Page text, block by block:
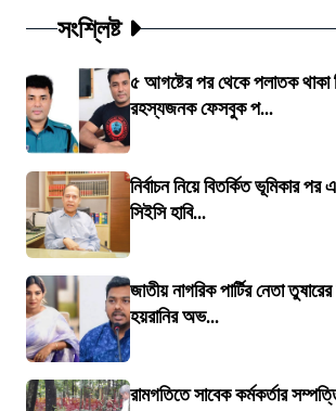
সংশ্লিষ্ট
৫ আগষ্টের পর থেকে পলাতক থাকা
রহস্যজনক ফেসবুক প...
নির্বাচন নিয়ে বিতর্কিত ভূমিকার পর
সিইসি হাবি...
জাতীয় নাগরিক পার্টির নেতা
হয়রানির অভ...
রামগতিতে সাবেক কর্মকর্তার